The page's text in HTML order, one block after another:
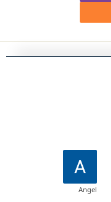
Angel